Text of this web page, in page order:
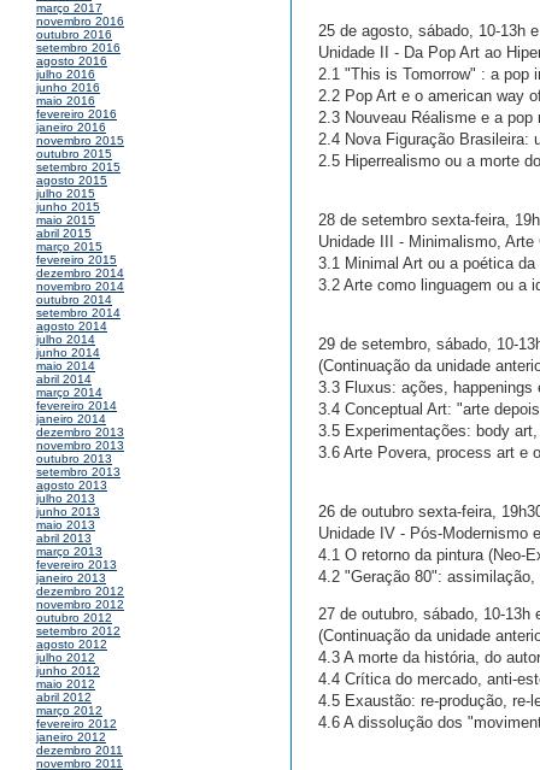
março 2017
novembro 2016
outubro 2016
setembro 2016
agosto 2016
julho 2016
junho 2016
maio 2016
fevereiro 2016
janeiro 2016
novembro 2015
outubro 2015
setembro 2015
agosto 2015
julho 2015
junho 2015
maio 2015
abril 2015
março 2015
fevereiro 2015
dezembro 2014
novembro 2014
outubro 2014
setembro 2014
agosto 2014
julho 2014
junho 2014
maio 2014
abril 2014
março 2014
fevereiro 2014
janeiro 2014
dezembro 2013
novembro 2013
outubro 2013
setembro 2013
agosto 2013
julho 2013
junho 2013
maio 2013
abril 2013
março 2013
fevereiro 2013
janeiro 2013
dezembro 2012
novembro 2012
outubro 2012
setembro 2012
agosto 2012
julho 2012
junho 2012
maio 2012
abril 2012
março 2012
fevereiro 2012
janeiro 2012
dezembro 2011
novembro 2011
25 de agosto, sábado, 10-13h
Unidade II - Da Pop Art ao
2.1 "This is Tomorrow" : a pop
2.2 Pop Art e o american way
2.3 Nouveau Réalisme e a pop
2.4 Nova Figuração Brasileira:
2.5 Hiperrealismo ou a morte
28 de setembro sexta-feira,
Unidade III - Minimalismo,
3.1 Minimal Art ou a poética
3.2 Arte como linguagem ou a
29 de setembro, sábado, 10-
(Continuação da unidade
3.3 Fluxus: ações, happenings
3.4 Conceptual Art: "arte
3.5 Experimentações: body
3.6 Arte Povera, process art e
26 de outubro sexta-feira,
Unidade IV - Pós-Modernismo
4.1 O retorno da pintura (Neo-
4.2 "Geração 80":
27 de outubro, sábado, 10-13h
(Continuação da unidade
4.3 A morte da história, do
4.4 Crítica do mercado, anti-
4.5 Exaustão: re-produção, re-
4.6 A dissolução dos